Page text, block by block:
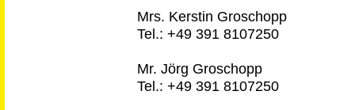
Mrs. Kerstin Groschopp
Tel.: +49 391 8107250
Mr. Jörg Groschopp
Tel.: +49 391 8107250